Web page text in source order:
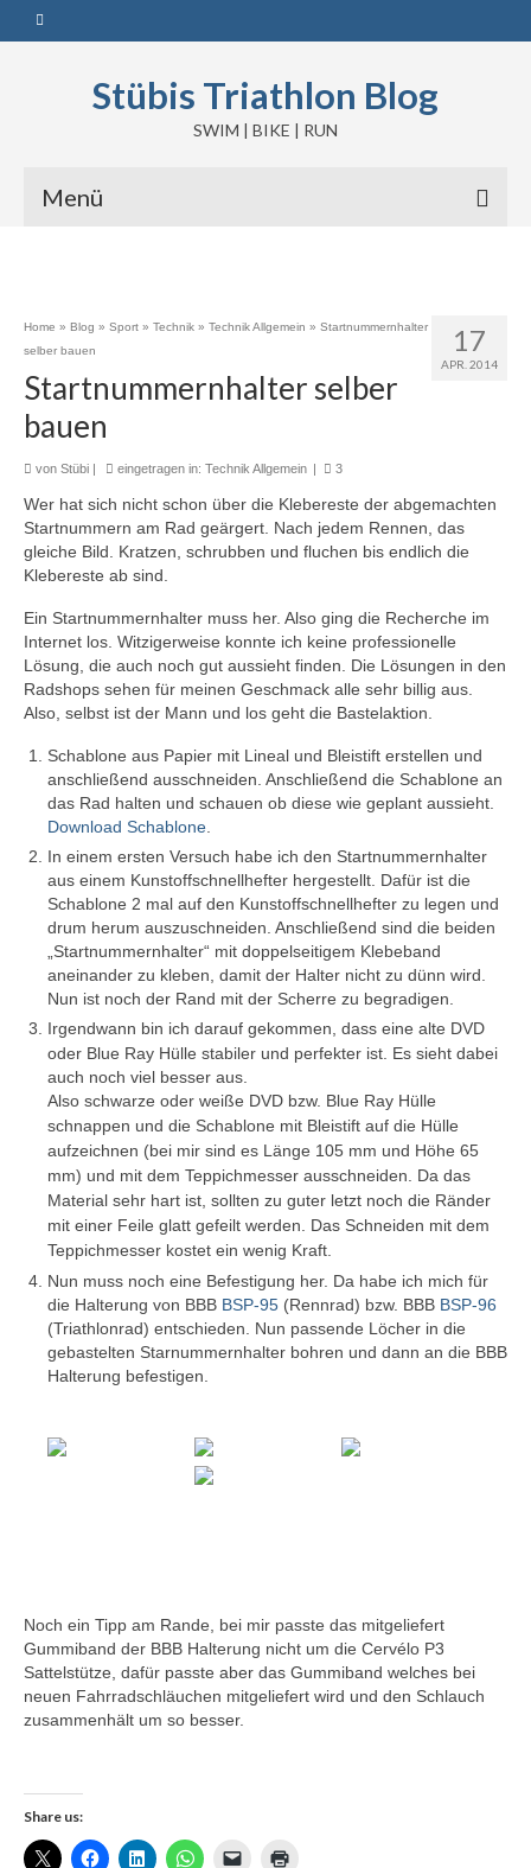
Stübis Triathlon Blog
SWIM | BIKE | RUN
Menü
17
APR. 2014
Home » Blog » Sport » Technik » Technik Allgemein » Startnummernhalter
selber bauen
Startnummernhalter selber
bauen
von Stübi | eingetragen in: Technik Allgemein | 3
Wer hat sich nicht schon über die Klebereste der abgemachten
Startnummern am Rad geärgert. Nach jedem Rennen, das
gleiche Bild. Kratzen, schrubben und fluchen bis endlich die
Klebereste ab sind.
Ein Startnummernhalter muss her. Also ging die Recherche im
Internet los. Witzigerweise konnte ich keine professionelle
Lösung, die auch noch gut aussieht finden. Die Lösungen in den
Radshops sehen für meinen Geschmack alle sehr billig aus.
Also, selbst ist der Mann und los geht die Bastelaktion.
Schablone aus Papier mit Lineal und Bleistift erstellen und
anschließend ausschneiden. Anschließend die Schablone an
das Rad halten und schauen ob diese wie geplant aussieht.
Download Schablone
In einem ersten Versuch habe ich den Startnummernhalter
aus einem Kunstoffschnellhefter hergestellt. Dafür ist die
Schablone 2 mal auf den Kunstoffschnellhefter zu legen und
drum herum auszuschneiden. Anschließend sind die beiden
„Startnummernhalter“ mit doppelseitigem Klebeband
aneinander zu kleben, damit der Halter nicht zu dünn wird.
Nun ist noch der Rand mit der Scherre zu begradigen.
Irgendwann bin ich darauf gekommen, dass eine alte DVD
oder Blue Ray Hülle stabiler und perfekter ist. Es sieht dabei
auch noch viel besser aus.
Also schwarze oder weiße DVD bzw. Blue Ray Hülle
schnappen und die Schablone mit Bleistift auf die Hülle
aufzeichnen (bei mir sind es Länge 105 mm und Höhe 65
mm) und mit dem Teppichmesser ausschneiden. Da das
Material sehr hart ist, sollten zu guter letzt noch die Ränder
mit einer Feile glatt gefeilt werden. Das Schneiden mit dem
Teppichmesser kostet ein wenig Kraft.
Nun muss noch eine Befestigung her. Da habe ich mich für
die Halterung von BBB BSP-95 (Rennrad) bzw. BBB BSP-96
(Triathlonrad) entschieden. Nun passende Löcher in die
gebastelten Starnummernhalter bohren und dann an die BBB
Halterung befestigen.
Noch ein Tipp am Rande, bei mir passte das mitgeliefert
Gummiband der BBB Halterung nicht um die Cervélo P3
Sattelstütze, dafür passte aber das Gummiband welches bei
neuen Fahrradschläuchen mitgeliefert wird und den Schlauch
zusammenhält um so besser.
Share us: